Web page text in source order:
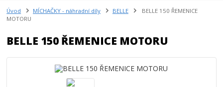
Úvod MÍCHAČKY - náhradní díly BELLE
BELLE 150 ŘEMENICE
MOTORU
BELLE 150 ŘEMENICE MOTORU